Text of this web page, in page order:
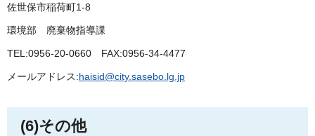
佐世保市稲荷町1-8
環境部 廃棄物指導課
TEL:0956-20-0660 FAX:0956-34-4477
メールアドレス:haisid@city.sasebo.lg.jp
(6)その他